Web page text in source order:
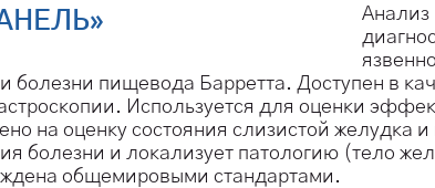
Анализ
пищевода Барретта. Доступен в
Используется для оценки
на оценку состояния слизистой
болезни и локализует патологию (тело
общемировыми стандартами.